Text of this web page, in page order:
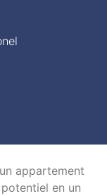
appartement
en un